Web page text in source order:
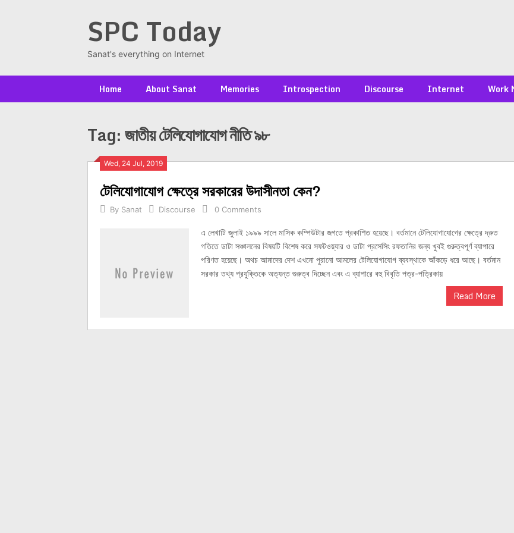
SPC Today
Sanat's everything on Internet
Home About Sanat Memories Introspection Discourse Internet Work
Tag:জাতীয় টেলিযোগাযোগ নীতি ৯৮
Wed, 24 Jul, 2019
টেলিযোগাযোগ ক্ষেত্রে সরকারের উদাসীনতা কেন?
By Sanat Discourse 0 Comments
এ লেখাটি জুলাই ১৯৯৯ সালে মাসিক কম্পিউটার জগতে প্রকাশিত হয়েছে। বর্তমানে টেলিযোগাযোগের ক্ষেত্রে দ্রুত
গতিতে ডাটা সঞ্চালনের বিষয়টি বিশেষ করে সফটওয়্যার ও ডাটা প্রসেসিং রফতানির জন্য খুবই গুরুত্বপূর্ণ ব্যাপারে
পরিণত হয়েছে। অথচ আমাদের দেশ এখনো পুরানো আমলের টেলিযোগাযোগ ব্যবস্থাকে আঁকড়ে ধরে আছে। বর্তমান
সরকার তথ্য প্রযুক্তিকে অত্যন্ত গুরুত্ব দিচ্ছেন এবং এ ব্যাপারে বহু বিবৃতি পত্র-পত্রিকায়
Read More
Posts
navigation